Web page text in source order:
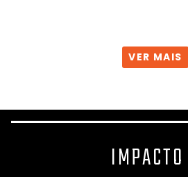
VER MAIS
IMPACTO